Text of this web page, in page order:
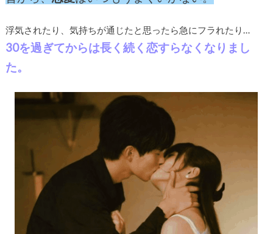
浮気されたり、気持ちが通じたと思ったら急にフラれたり…
30を過ぎてからは長く続く恋すらなくなりまし
た。